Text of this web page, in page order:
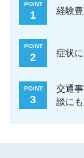
POINT
1 経験
POINT
2 症状
POINT
3
交通
談に